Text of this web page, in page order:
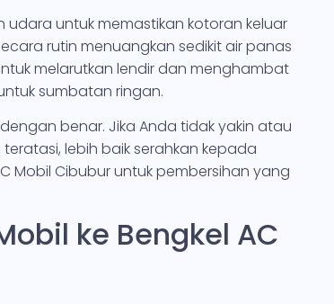
untuk memastikan kotoran keluar
rutin menuangkan sedikit air panas
melarutkan lendir dan menghambat
sumbatan ringan.
benar. Jika Anda tidak yakin atau
lebih baik serahkan kepada
Mobil Cibubur untuk pembersihan yang
ke Bengkel AC